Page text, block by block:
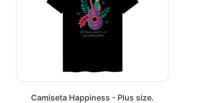
Camiseta Happiness - Plus size.